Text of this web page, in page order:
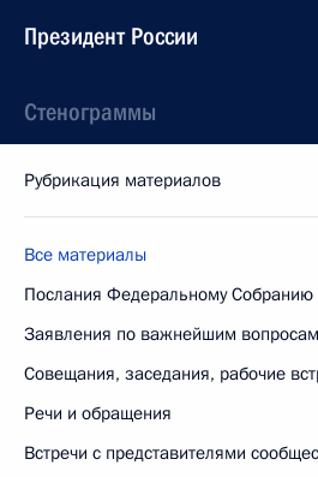
Президент России
Стенограммы
Рубрикация материалов
Все материалы
Послания Федеральному Собранию
Заявления по важнейшим вопросам
Совещания, заседания, рабочие
Речи и обращения
Встречи с представителями